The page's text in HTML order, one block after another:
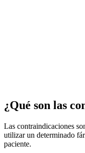
¿Qué son las
Las contraindicaciones
utilizar un determinado
paciente.